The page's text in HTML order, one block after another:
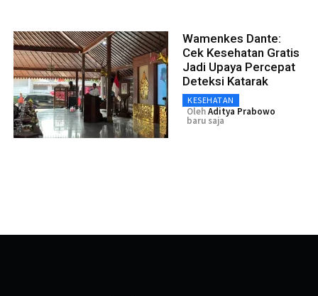
Wamenkes Dante:
Cek Kesehatan Gratis
Jadi Upaya Percepat
Deteksi Katarak
KESEHATAN
OlehAditya Prabowo
baru saja